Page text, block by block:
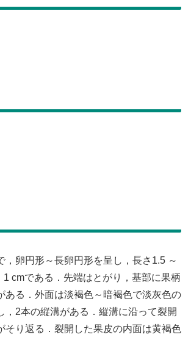
卵円形～長卵円形を呈し，長さ1.5 ～
1 cmである．先端はとがり，基部に果柄
ある．外面は淡褐色～暗褐色で淡灰色の
，2本の縦溝がある．縦溝に沿って裂開
そり返る．裂開した果皮の内面は黄褐色